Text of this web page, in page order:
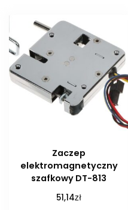
Zaczep
elektromagnetyczny
szafkowy DT-813
51,14zł